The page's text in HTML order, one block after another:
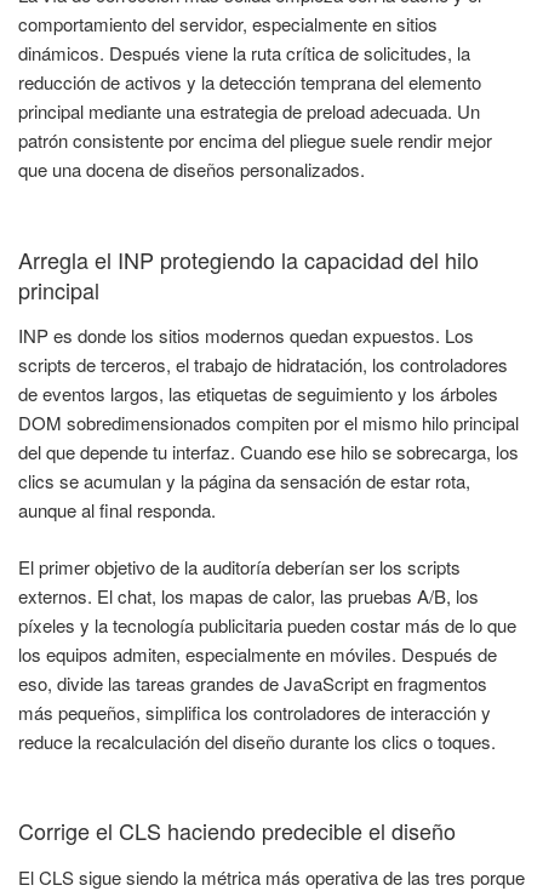
comportamiento del servidor, especialmente en sitios
dinámicos. Después viene la ruta crítica de solicitudes, la
reducción de activos y la detección temprana del elemento
principal mediante una estrategia de preload adecuada. Un
patrón consistente por encima del pliegue suele rendir mejor
que una docena de diseños personalizados.
Arregla el INP protegiendo la capacidad del hilo
principal
INP es donde los sitios modernos quedan expuestos. Los
scripts de terceros, el trabajo de hidratación, los controladores
de eventos largos, las etiquetas de seguimiento y los árboles
DOM sobredimensionados compiten por el mismo hilo principal
del que depende tu interfaz. Cuando ese hilo se sobrecarga, los
clics se acumulan y la página da sensación de estar rota,
aunque al final responda.
El primer objetivo de la auditoría deberían ser los scripts
externos. El chat, los mapas de calor, las pruebas A/B, los
píxeles y la tecnología publicitaria pueden costar más de lo que
los equipos admiten, especialmente en móviles. Después de
eso, divide las tareas grandes de JavaScript en fragmentos
más pequeños, simplifica los controladores de interacción y
reduce la recalculación del diseño durante los clics o toques.
Corrige el CLS haciendo predecible el diseño
El CLS sigue siendo la métrica más operativa de las tres porque